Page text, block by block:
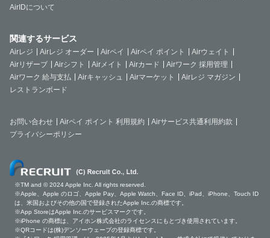
AirIDについて
関連するサービス
Airレジ Airレジ オーダー Airペイ Airペイ ポイント
Airウェイト
Airリザーブ
Airシフト Airメイト Airカード
Airワーク 採用管理
Airワーク 給与支払
Airキャッシュ Airマーケット
Airレジ マガジン
レストランボード
お問い合わせ Airペイ ポイント 利用規約
Airサービス共通利用約款
プライバシーポリシー
※TM and © 2024 Apple Inc. All rights reserved.
※Apple、Apple のロゴ、Apple Pay、Apple Watch、Face ID、iPad、iPhone、Touch ID
は、米国およびその他の国で登録されたApple Inc.の商標です。
※App StoreはApple Inc.のサービスマークです。
※iPhone の商標は、アイホン株式会社のライセンスにもとづき使用されています。
※QRコードは(株)デンソーウェーブの登録商標です。